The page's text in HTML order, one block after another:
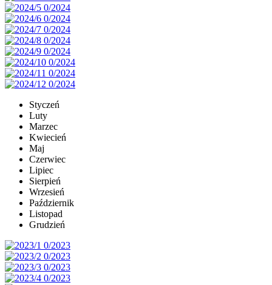
Styczeń
Luty
Marzec
Kwiecień
Maj
Czerwiec
Lipiec
Sierpień
Wrzesień
Październik
Listopad
Grudzień